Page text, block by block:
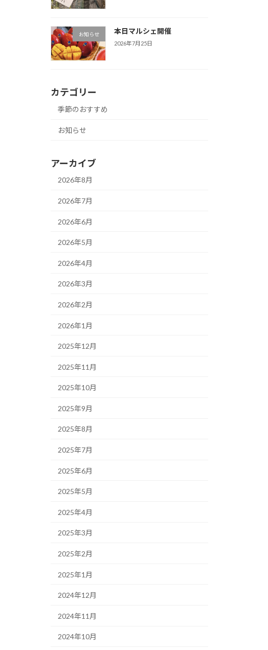
お知らせ 本日マルシェ開催
2026年7月25日
カテゴリー
季節のおすすめ
お知らせ
アーカイブ
2026年8月
2026年7月
2026年6月
2026年5月
2026年4月
2026年3月
2026年2月
2026年1月
2025年12月
2025年11月
2025年10月
2025年9月
2025年8月
2025年7月
2025年6月
2025年5月
2025年4月
2025年3月
2025年2月
2025年1月
2024年12月
2024年11月
2024年10月